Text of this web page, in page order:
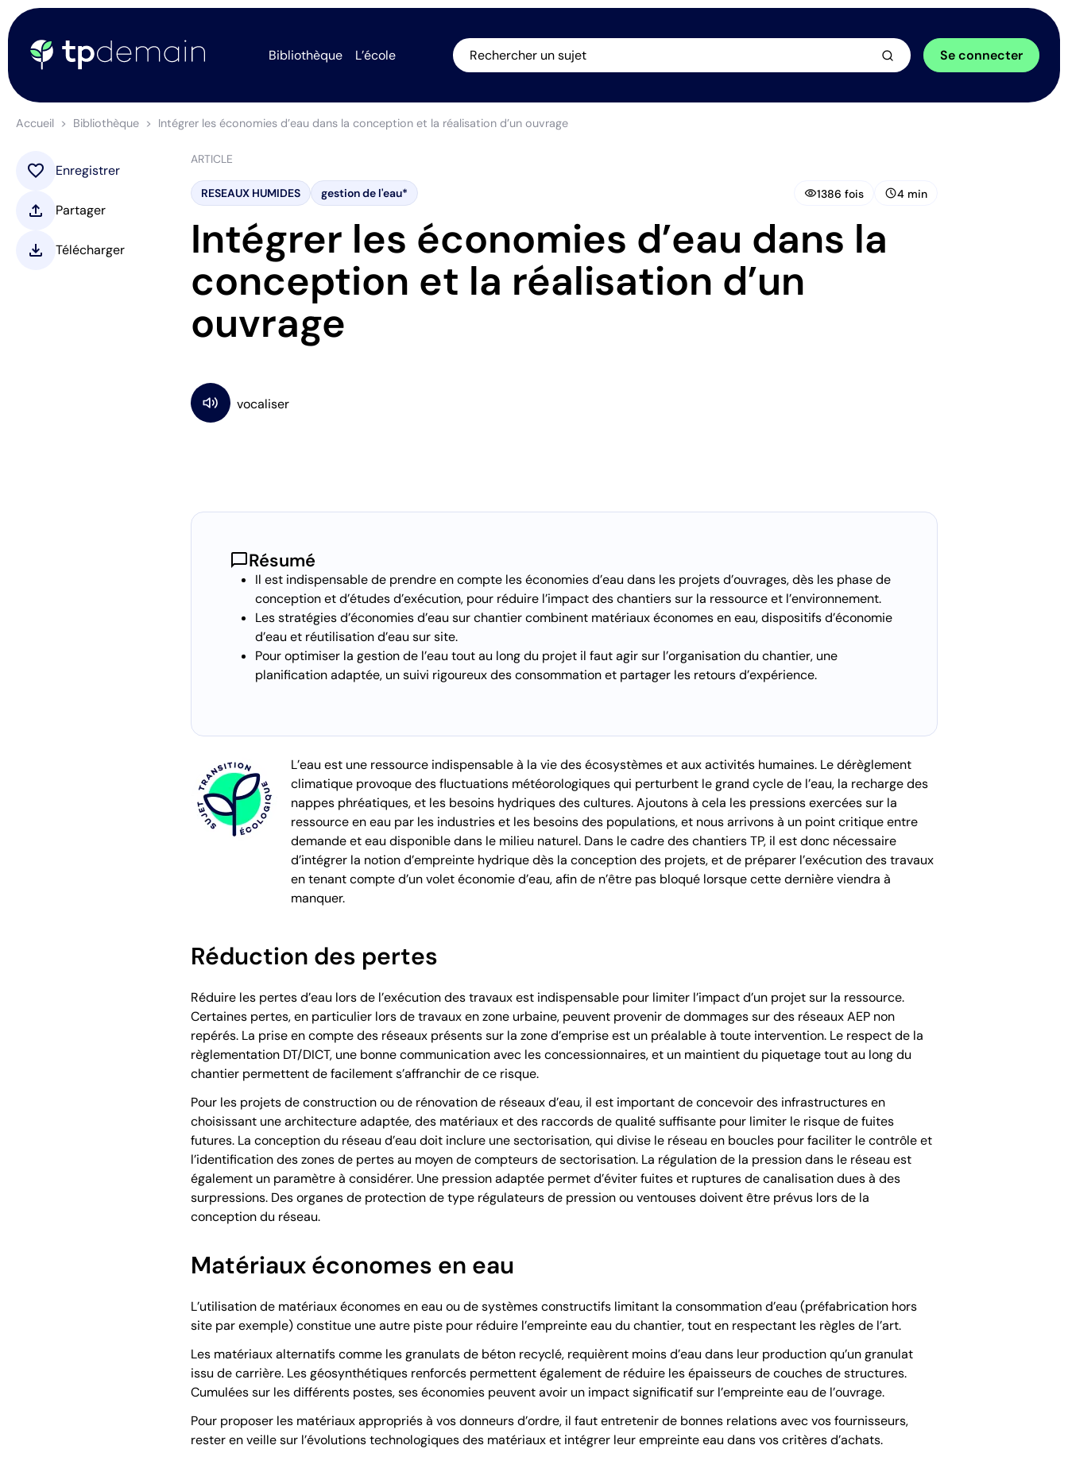
Bibliothèque L’école Rechercher un sujet Se connecter
Accueil Bibliothèque Intégrer les économies d’eau dans la conception et la réalisation d’un ouvrage
ARTICLE
RESEAUX HUMIDES gestion de l'eau* visibility1386 fois schedule4 min
Intégrer les économies d’eau dans la
conception et la réalisation d’un
ouvrage
chat_bubbleRésumé
Il est indispensable de prendre en compte les économies d’eau dans les projets d’ouvrages, dès les phase de
conception et d’études d’exécution, pour réduire l’impact des chantiers sur la ressource et l’environnement.
Les stratégies d’économies d’eau sur chantier combinent matériaux économes en eau, dispositifs d’économie
d’eau et réutilisation d’eau sur site.
Pour optimiser la gestion de l’eau tout au long du projet il faut agir sur l’organisation du chantier, une
planification adaptée, un suivi rigoureux des consommation et partager les retours d’expérience.
L’eau est une ressource indispensable à la vie des écosystèmes et aux activités humaines. Le dérèglement
climatique provoque des fluctuations météorologiques qui perturbent le grand cycle de l’eau, la recharge des
nappes phréatiques, et les besoins hydriques des cultures. Ajoutons à cela les pressions exercées sur la
ressource en eau par les industries et les besoins des populations, et nous arrivons à un point critique entre
demande et eau disponible dans le milieu naturel. Dans le cadre des chantiers TP, il est donc nécessaire
d’intégrer la notion d’empreinte hydrique dès la conception des projets, et de préparer l’exécution des travaux
en tenant compte d’un volet économie d’eau, afin de n’être pas bloqué lorsque cette dernière viendra à
manquer.
Réduction des pertes
Réduire les pertes d’eau lors de l’exécution des travaux est indispensable pour limiter l’impact d’un projet sur la ressource.
Certaines pertes, en particulier lors de travaux en zone urbaine, peuvent provenir de dommages sur des réseaux AEP non
repérés. La prise en compte des réseaux présents sur la zone d’emprise est un préalable à toute intervention. Le respect de la
règlementation DT/DICT, une bonne communication avec les concessionnaires, et un maintient du piquetage tout au long du
chantier permettent de facilement s’affranchir de ce risque.
Pour les projets de construction ou de rénovation de réseaux d’eau, il est important de concevoir des infrastructures en
choisissant une architecture adaptée, des matériaux et des raccords de qualité suffisante pour limiter le risque de fuites
futures. La conception du réseau d’eau doit inclure une sectorisation, qui divise le réseau en boucles pour faciliter le contrôle et
l’identification des zones de pertes au moyen de compteurs de sectorisation. La régulation de la pression dans le réseau est
également un paramètre à considérer. Une pression adaptée permet d’éviter fuites et ruptures de canalisation dues à des
surpressions. Des organes de protection de type régulateurs de pression ou ventouses doivent être prévus lors de la
conception du réseau.
Matériaux économes en eau
L’utilisation de matériaux économes en eau ou de systèmes constructifs limitant la consommation d’eau (préfabrication hors
site par exemple) constitue une autre piste pour réduire l’empreinte eau du chantier, tout en respectant les règles de l’art.
Les matériaux alternatifs comme les granulats de béton recyclé, requièrent moins d’eau dans leur production qu’un granulat
issu de carrière. Les géosynthétiques renforcés permettent également de réduire les épaisseurs de couches de structures.
Cumulées sur les différents postes, ses économies peuvent avoir un impact significatif sur l’empreinte eau de l’ouvrage.
Pour proposer les matériaux appropriés à vos donneurs d’ordre, il faut entretenir de bonnes relations avec vos fournisseurs,
rester en veille sur l’évolutions technologiques des matériaux et intégrer leur empreinte eau dans vos critères d’achats.
favorite Enregistrer
upload Partager
download Télécharger
arrow_forward